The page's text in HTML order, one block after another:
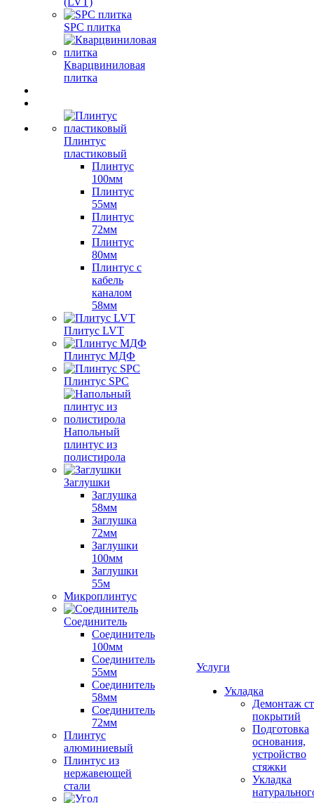
SPC плитка
Кварцвиниловая
плитка
Плинтус
пластиковый
Плинтус
100мм
Плинтус
55мм
Плинтус
72мм
Плинтус
80мм
Плинтус с
кабель
каналом
58мм
Плитус LVT
Плинтус МДФ
Плинтус SPC
Напольный
плинтус из
полистирола
Заглушки
Заглушка
58мм
Заглушка
72мм
Заглушки
100мм
Заглушки
55м
Микроплинтус
Соединитель
Соединитель
100мм
Соединитель
55мм
Соединитель
58мм
Соединитель
72мм
Плинтус
алюминиевый
Плинтус из
нержавеющей
стали
Услуги
Укладка
Демонтаж
покрытий
Подготовка
основания,
устройство
стяжки
Укладка